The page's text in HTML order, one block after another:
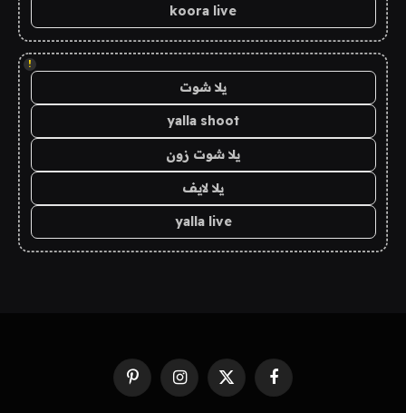
koora live
!
يلا شوت
yalla shoot
يلا شوت زون
يلا لايف
yalla live
فيسبوك X
(Twitter)
الانستغرامبينتيريست